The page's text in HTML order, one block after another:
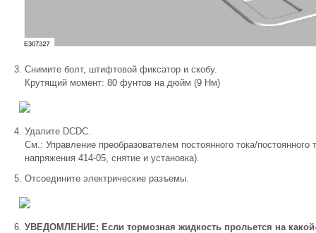
Снимите болт, штифтовой фиксатор и скобу.
Крутящий момент: 80 фунтов на дюйм (9 Нм)
Удалите DCDC.
См.: Управление преобразователем постоянного тока/
напряжения 414-05, снятие и установка).
Отсоедините электрические разъемы.
УВЕДОМЛЕНИЕ: Если тормозная жидкость прольется на